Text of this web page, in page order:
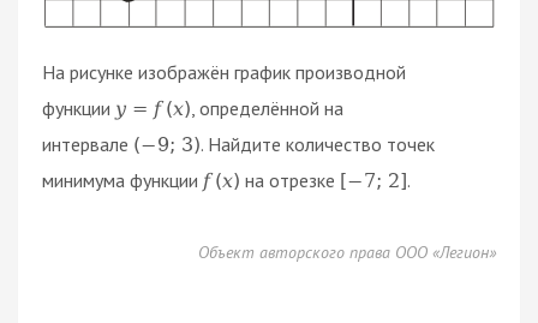
На рисунке изображён график производной
функции y = f (x) , определённой на
интервале (−9; 3). Найдите количество точек
минимума функции f (x) на отрезке [−7; 2].
Объект авторского права ООО «Легион»